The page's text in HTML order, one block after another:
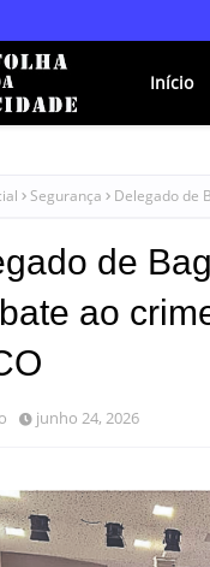
Início
Segurança Delegado de
de
ao
junho 24, 2026